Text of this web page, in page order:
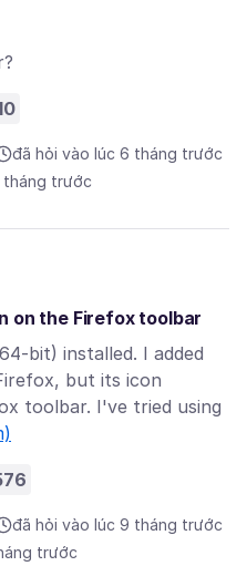
đã hỏi vào lúc 6 tháng trước
tháng trước
on the Firefox toolbar
bit) installed. I added
but its icon
toolbar. I've tried using
đã hỏi vào lúc 9 tháng trước
trước